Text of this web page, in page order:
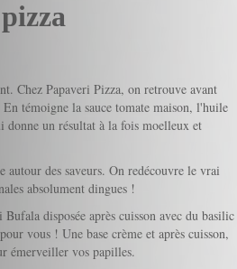
Chez Papaveri Pizza, on retrouve avant
témoigne la sauce tomate maison, l'huile
donne un résultat à la fois moelleux et
autour des saveurs. On redécouvre le vrai
absolument dingues !
disposée après cuisson avec du basilic
vous ! Une base crème et après cuisson,
émerveiller vos papilles.